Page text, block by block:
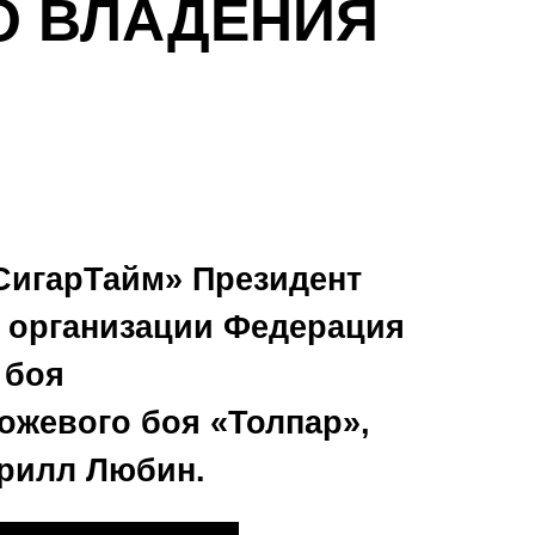
ВЛАДЕНИЯ
Президент
Федерация
боя «Толпар»,
Любин.